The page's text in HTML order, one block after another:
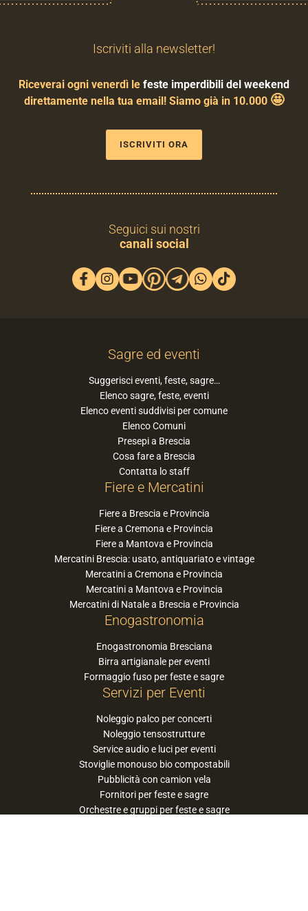
Iscriviti alla newsletter!
Riceverai ogni venerdì le feste imperdibili del weekend
direttamente nella tua email! Siamo già in 10.000 🤩
ISCRIVITI ORA
Seguici sui nostri
canali social
Sagre ed eventi
Suggerisci eventi, feste, sagre…
Elenco sagre, feste, eventi
Elenco eventi suddivisi per comune
Elenco Comuni
Presepi a Brescia
Cosa fare a Brescia
Contatta lo staff
Fiere e Mercatini
Fiere a Brescia e Provincia
Fiere a Cremona e Provincia
Fiere a Mantova e Provincia
Mercatini Brescia: usato, antiquariato e vintage
Mercatini a Cremona e Provincia
Mercatini a Mantova e Provincia
Mercatini di Natale a Brescia e Provincia
Enogastronomia
Enogastronomia Bresciana
Birra artigianale per eventi
Formaggio fuso per feste e sagre
Servizi per Eventi
Noleggio palco per concerti
Noleggio tensostrutture
Service audio e luci per eventi
Stoviglie monouso bio compostabili
Pubblicità con camion vela
Fornitori per feste e sagre
Orchestre e gruppi per feste e sagre